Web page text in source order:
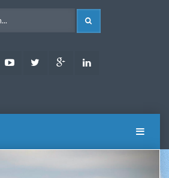
FacebookYoutubeTwitter Google